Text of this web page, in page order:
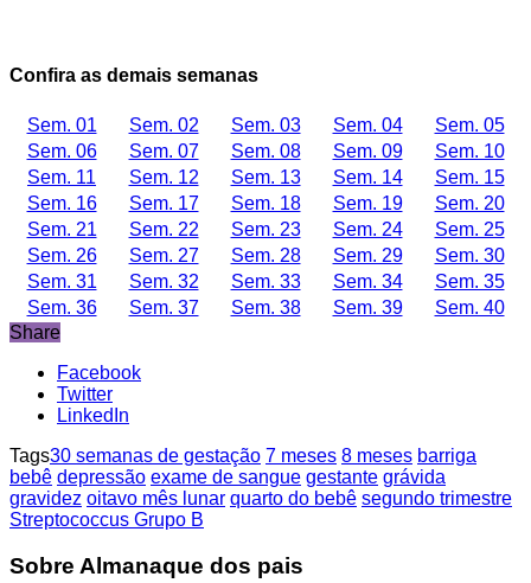
Confira as demais semanas
Sem. 01 Sem. 02 Sem. 03 Sem. 04
Sem. 05
Sem. 06
Sem. 07 Sem. 08 Sem. 09
Sem. 10
Sem. 11
Sem. 12 Sem. 13 Sem. 14
Sem. 15
Sem. 16
Sem. 17 Sem. 18 Sem. 19
Sem. 20
Sem. 21
Sem. 22 Sem. 23 Sem. 24
Sem. 25
Sem. 26
Sem. 27 Sem. 28 Sem. 29
Sem. 30
Sem. 31
Sem. 32 Sem. 33 Sem. 34
Sem. 35
Sem. 36
Sem. 37 Sem. 38 Sem. 39
Sem. 40
Share
Facebook
Twitter
LinkedIn
Tags30 semanas de gestação 7 meses 8 meses barriga
bebê depressão exame de sangue gestante grávida
gravidez oitavo mês lunar quarto do bebê segundo trimestre
Streptococcus Grupo B
Sobre Almanaque dos pais